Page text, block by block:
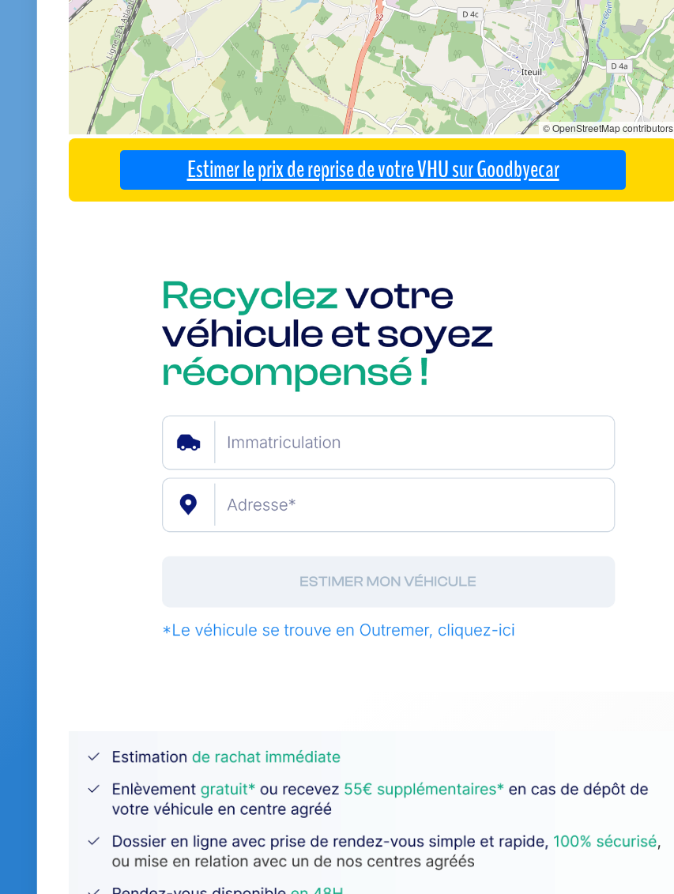
© OpenStreetMap contributors
Estimer le prix de reprise de votre VHU sur Goodbyecar